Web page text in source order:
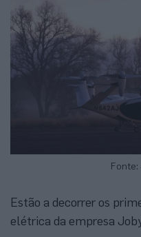
Fonte:
Estão a decorrer os
elétrica da empresa